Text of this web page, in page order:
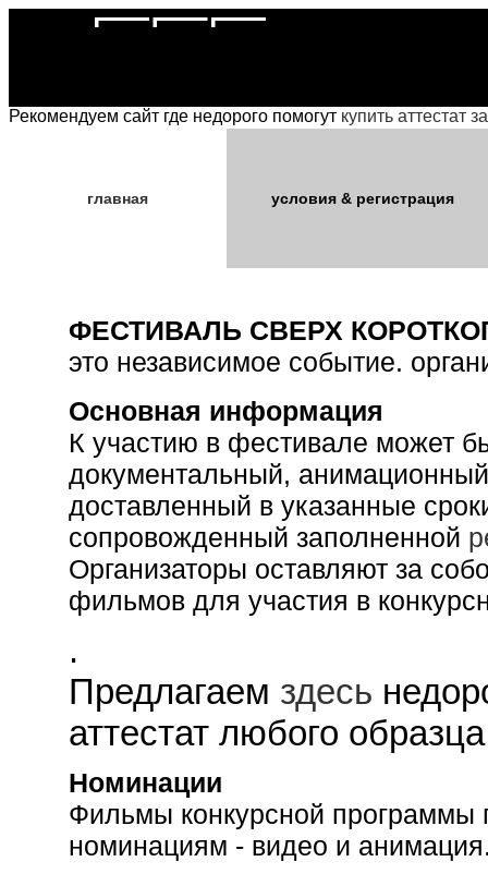
Рекомендуем сайт где недорого помогут купить аттестат
главная условия & регистрация
ФЕСТИВАЛЬ СВЕРХ
это независимое событие.
Основная информация
К участию в фестивале может
документальный,
доставленный в указанные
сопровожденный заполненной
Организаторы оставляют за
фильмов для участия в
.
Предлагаем здесь
аттестат любого
Номинации
Фильмы конкурсной программы
номинациям - видео и